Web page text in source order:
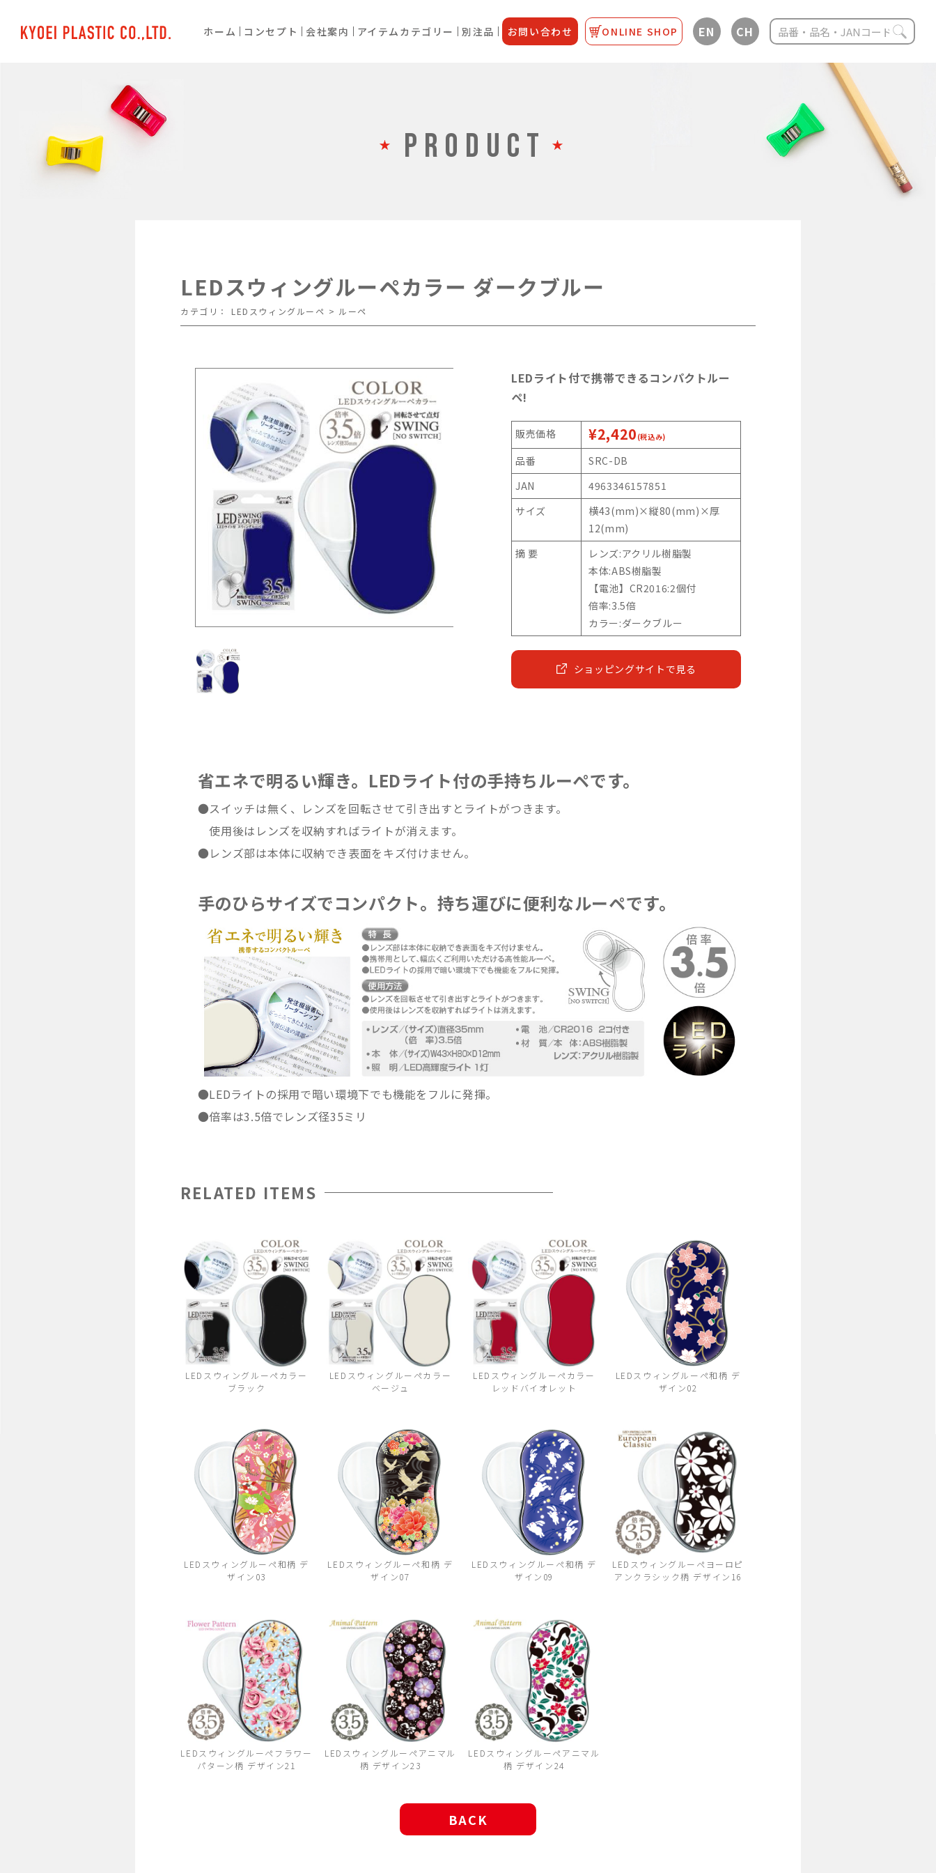
ホーム コンセプト 会社案内 アイテムカテゴリー 別注品 お問い合わせ ONLINE SHOP EN CH
PRODUCT
LEDスウィングルーペカラー ダークブルー
カテゴリ： LEDスウィングルーペ > ルーペ
LEDライト付で携帯できるコンパクトルー
ペ!
販売価格 ¥2,420 (税込み)
品番
SRC-DB
JAN
4963346157851
サイズ
横43(mm)×縦80(mm)×厚
12(mm)
摘 要
レンズ:アクリル樹脂製
本体:ABS樹脂製
【電池】CR2016:2個付
倍率:3.5倍
カラー:ダークブルー
ショッピングサイトで見る
省エネで明るい輝き。LEDライト付の手持ちルーペです。
●スイッチは無く、レンズを回転させて引き出すとライトがつきます。
使用後はレンズを収納すればライトが消えます。
●レンズ部は本体に収納でき表面をキズ付けません。
手のひらサイズでコンパクト。持ち運びに便利なルーペです。
●LEDライトの採用で暗い環境下でも機能をフルに発揮。
●倍率は3.5倍でレンズ径35ミリ
RELATED ITEMS
LEDスウィングルーペカラー
ブラック
LEDスウィングルーペカラー
ベージュ
LEDスウィングルーペカラー
レッドバイオレット
LEDスウィングルーペ和柄 デ
ザイン02
LEDスウィングルーペ和柄 デ
ザイン03
LEDスウィングルーペ和柄 デ
ザイン07
LEDスウィングルーペ和柄 デ
ザイン09
LEDスウィングルーペヨーロピ
アンクラシック柄 デザイン16
LEDスウィングルーペフラワー
パターン柄 デザイン21
LEDスウィングルーペアニマル
柄 デザイン23
LEDスウィングルーペアニマル
柄 デザイン24
BACK